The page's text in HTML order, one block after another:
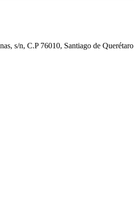
s/n, C.P 76010, Santiago de Querétaro